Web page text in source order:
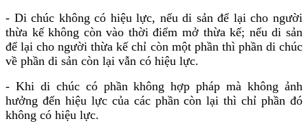
- Di chúc không có hiệu lực, nếu di sản để lại cho người
thừa kế không còn vào thời điểm mở thừa kế; nếu di sản
để lại cho người thừa kế chỉ còn một phần thì phần di chúc
về phần di sản còn lại vẫn có hiệu lực.
- Khi di chúc có phần không hợp pháp mà không ảnh
hưởng đến hiệu lực của các phần còn lại thì chỉ phần đó
không có hiệu lực.